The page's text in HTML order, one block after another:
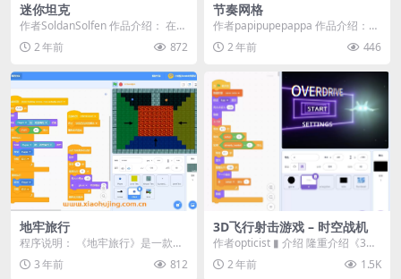
迷你坦克
作者SoldanSolfen 作品介绍： 在
《迷你坦克》中，你将驾驶一辆超
小型坦...
2 年前 872
节奏网格
作者papipupepappa 作品介绍：
《节奏网格 (Rhythm Grid...
2 年前 446
地牢旅行
程序说明： 《地牢旅行》是一款基
于Scratch平台开发的闯关冒险类游
戏。游戏以...
3 年前 812
3D飞行射击游戏 – 时空战机
作者opticist ▮ 介绍 隆重介绍《3D
时空战机》，一款科幻风格的第三
人称...2 年前 1.5K